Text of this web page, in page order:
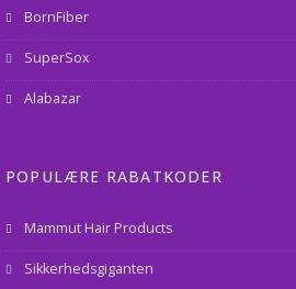
BornFiber
SuperSox
Alabazar
POPULÆRE RABATKODER
Mammut Hair Products
Sikkerhedsgiganten